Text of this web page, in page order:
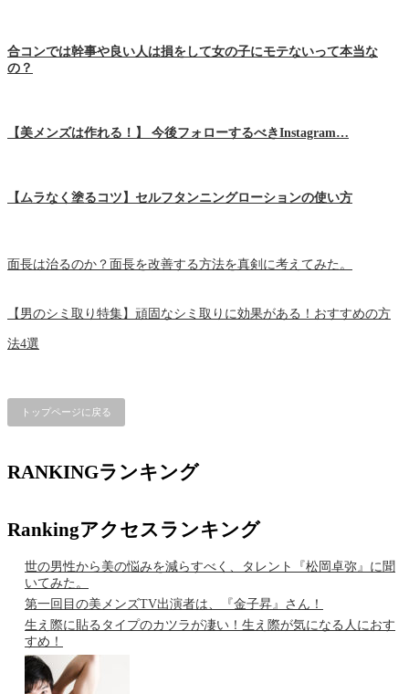
合コンでは幹事や良い人は損をして女の子にモテないって本当な
の？
【美メンズは作れる！】 今後フォローするべきInstagram…
【ムラなく塗るコツ】セルフタンニングローションの使い方
面長は治るのか？面長を改善する方法を真剣に考えてみた。
【男のシミ取り特集】頑固なシミ取りに効果がある！おすすめの方
法4選
トップページに戻る
RANKINGランキング
Rankingアクセスランキング
世の男性から美の悩みを減らすべく、タレント『松岡卓弥』に聞
いてみた。
第一回目の美メンズTV出演者は、『金子昇』さん！
生え際に貼るタイプのカツラが凄い！生え際が気になる人におす
すめ！